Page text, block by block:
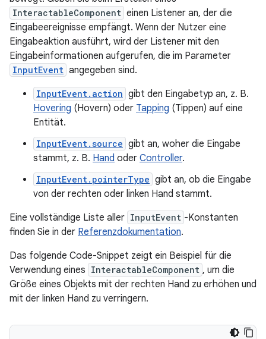
InteractableComponent einen Listener an, der die
Eingabeereignisse empfängt. Wenn der Nutzer eine
Eingabeaktion ausführt, wird der Listener mit den
Eingabeinformationen aufgerufen, die im Parameter
InputEvent angegeben sind.
InputEvent.action gibt den Eingabetyp an, z. B.
Hovering (Hovern) oder Tapping (Tippen) auf eine
Entität.
InputEvent.source gibt an, woher die Eingabe
stammt, z. B. Hand oder Controller.
InputEvent.pointerType gibt an, ob die Eingabe
von der rechten oder linken Hand stammt.
Eine vollständige Liste aller InputEvent -Konstanten
finden Sie in der Referenzdokumentation.
Das folgende Code-Snippet zeigt ein Beispiel für die
Verwendung eines InteractableComponent , um die
Größe eines Objekts mit der rechten Hand zu erhöhen und
mit der linken Hand zu verringern.